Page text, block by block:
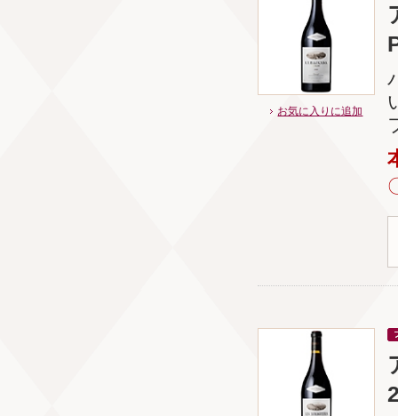
お気に入りに追加